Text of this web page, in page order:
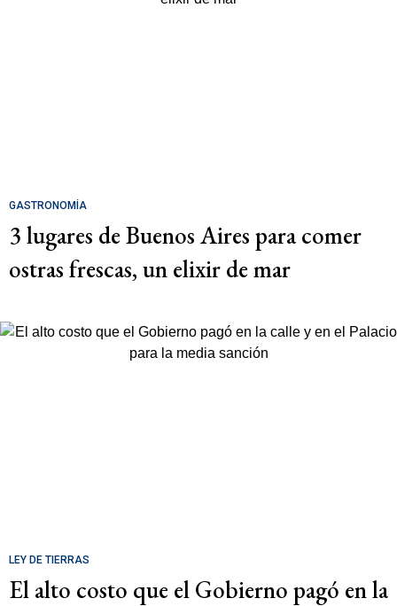
GASTRONOMÍA
3 lugares de Buenos Aires para comer
ostras frescas, un elixir de mar
LEY DE TIERRAS
El alto costo que el Gobierno pagó en la